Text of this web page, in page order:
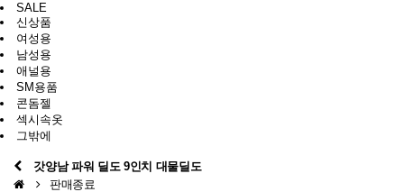
SALE
신상품
여성용
남성용
애널용
SM용품
콘돔젤
섹시속옷
그밖에
갓양남 파워 딜도 9인치 대물딜도
판매종료